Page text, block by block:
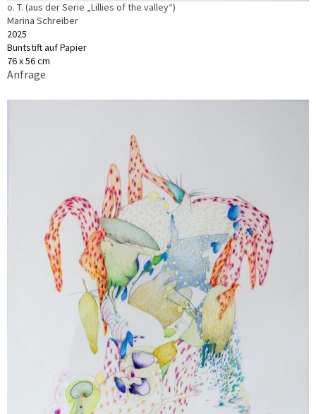
o. T. (aus der Serie „Lillies of the valley“)
Marina Schreiber
2025
Buntstift auf Papier
76 x 56 cm
Anfrage